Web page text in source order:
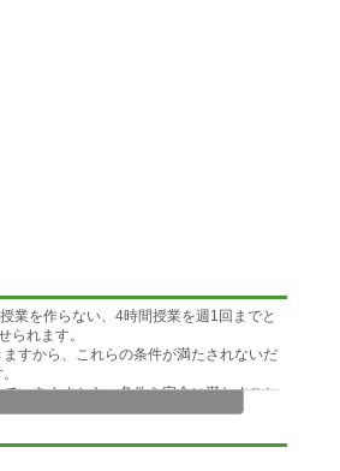
業を作らない、4時間授業を週1回までと
られます。
すから、これらの条件が満たされないだ
いきますから、条件を完全に満たすこと
だ、このサンプルの条件はかなりきついの